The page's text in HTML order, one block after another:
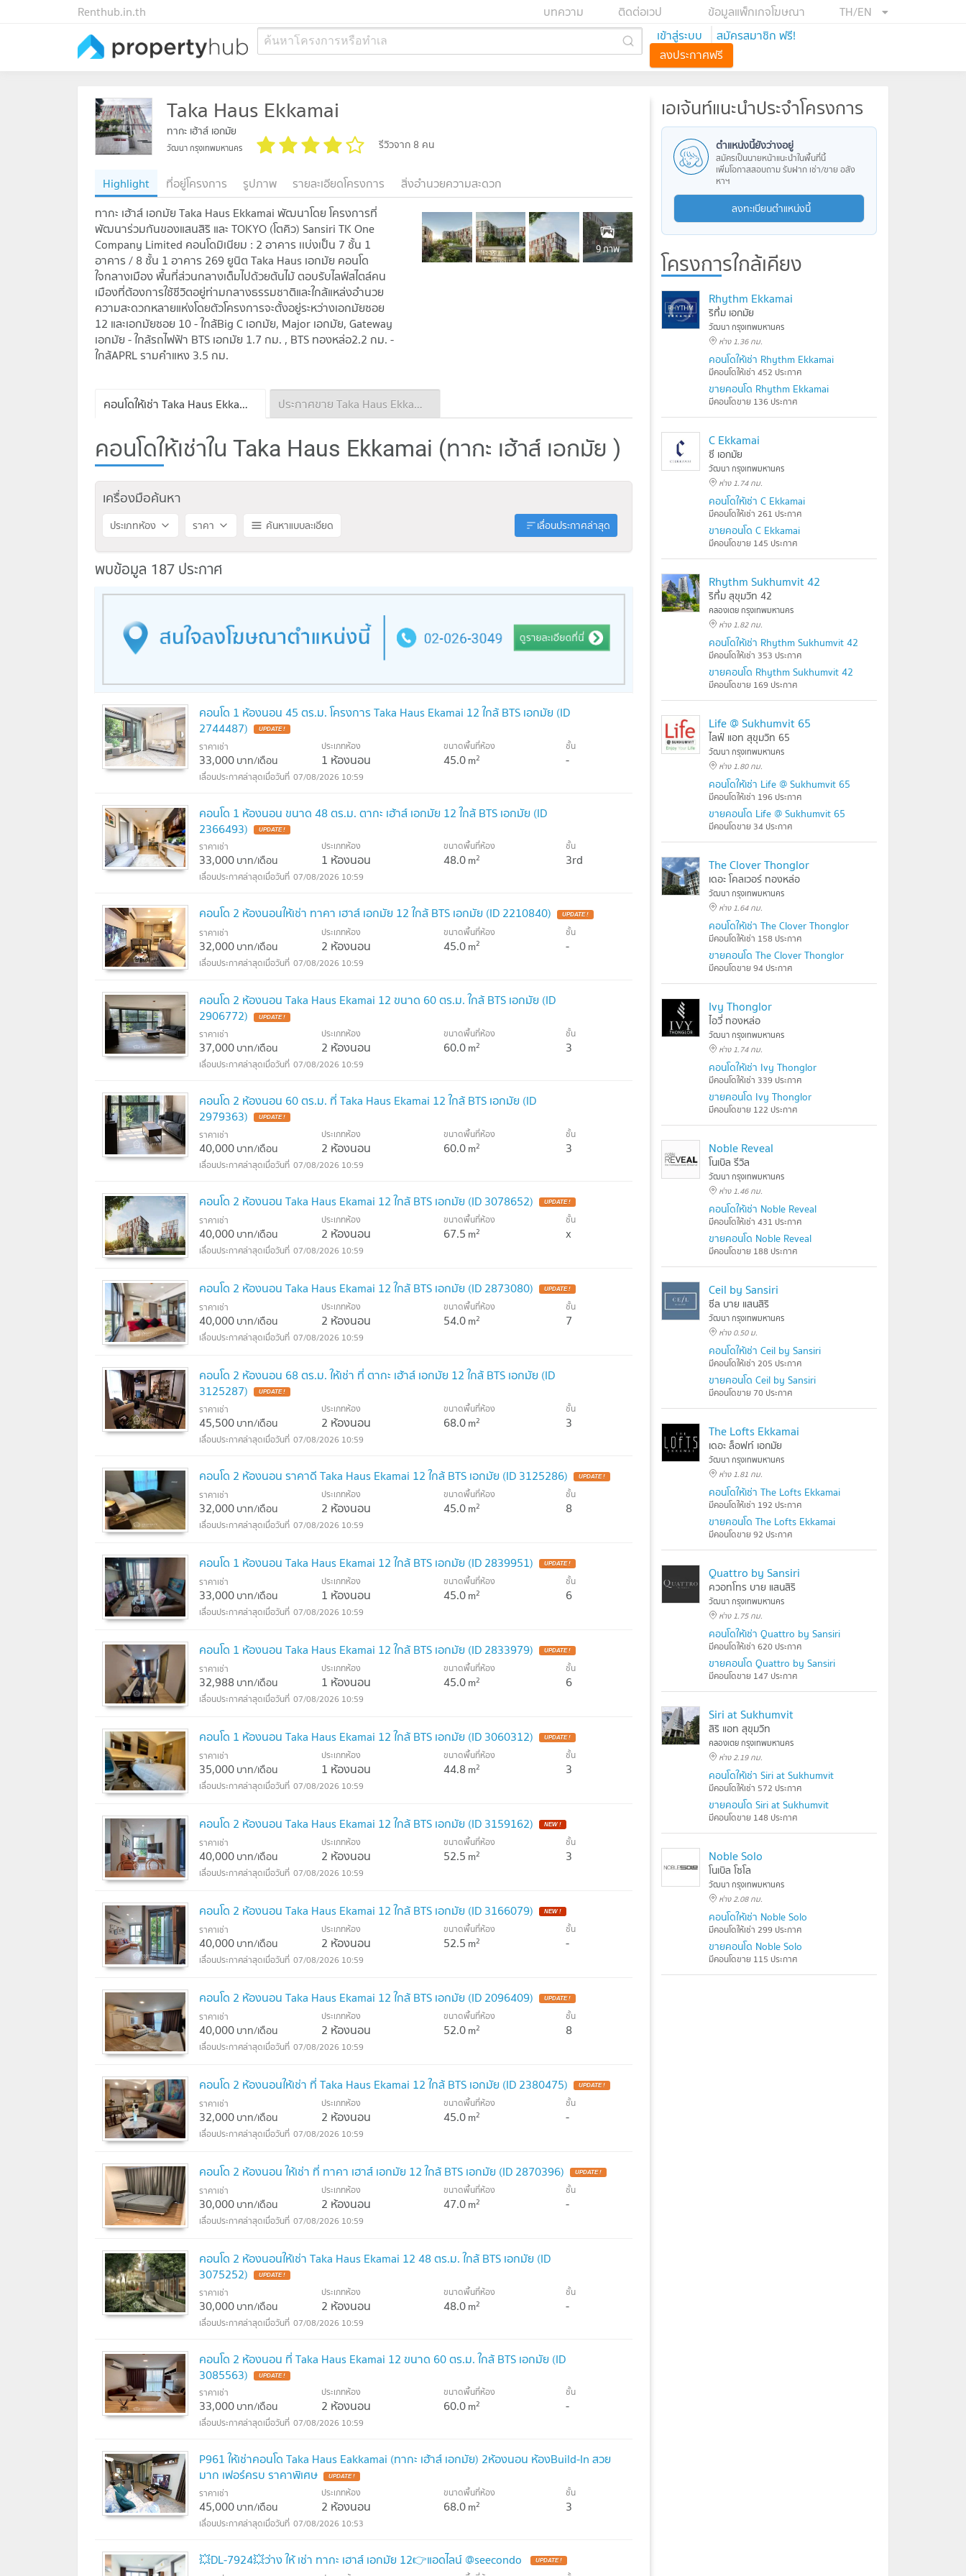
TH/EN
ข้อมูลแพ็กเกจโฆษณา
ติดต่อเวป
บทความ
Renthub.in.th
ค้นหาโครงการหรือทำเล เข้าสู่ระบบ
สมัครสมาชิก ฟรี!
ลงประกาศฟรี
Taka Haus Ekkamai
ทากะ เฮ้าส์ เอกมัย
วัฒนา กรุงเทพมหานคร รีวิวจาก 8 คน
Highlight ที่อยู่โครงการ รูปภาพ รายละเอียดโครงการ
สิ่งอำนวยความสะดวก
ทากะ เฮ้าส์ เอกมัย Taka Haus Ekkamai พัฒนาโดย โครงการที่
พัฒนาร่วมกันของแสนสิริ และ TOKYO (โตคิว) Sansiri TK One
Company Limited คอนโดมิเนียม : 2 อาคาร เเบ่งเป็น 7 ชั้น 1
อาคาร / 8 ชั้น 1 อาคาร 269 ยูนิต Taka Haus เอกมัย คอนโด
ใจกลางเมือง พื้นที่ส่วนกลางเต็มไปด้วยต้นไม้ ตอบรับไลฟ์สไตล์คน
เมืองที่ต้องการใช้ชีวิตอยู่ท่ามกลางธรรมชาติและใกล้แหล่งอำนวย
ความสะดวกหลายแห่งโดยตัวโครงการจะตั้งอยู่ระหว่างเอกมัยซอย
12 และเอกมัยซอย 10 - ใกล้Big C เอกมัย, Major เอกมัย, Gateway
เอกมัย - ใกล้รถไฟฟ้า BTS เอกมัย 1.7 กม. , BTS ทองหล่อ2.2 กม. -
ใกล้APRL รามคำแหง 3.5 กม.
9 ภาพ
คอนโดให้เช่า Taka Haus Ekkamai ประกาศขาย Taka Haus Ekkamai
คอนโดให้เช่าใน Taka Haus Ekkamai (ทากะ เฮ้าส์ เอกมัย )
เครื่องมือค้นหา
ประเภทห้อง ราคา ค้นหาแบบละเอียด เลื่อนประกาศล่าสุด
พบข้อมูล 187 ประกาศ
คอนโด 1 ห้องนอน 45 ตร.ม. โครงการ Taka Haus Ekamai 12 ใกล้ BTS เอกมัย (ID
2744487)
ราคาเช่า
33,000บาท/เดือน
ประเภทห้อง
1 ห้องนอน
ขนาดพื้นที่ห้อง
45.0m2
ชั้น
-
07/08/2026 10:59
คอนโด 1 ห้องนอน ขนาด 48 ตร.ม. ตากะ เฮ้าส์ เอกมัย 12 ใกล้ BTS เอกมัย (ID
2366493)
ราคาเช่า
33,000บาท/เดือน
ประเภทห้อง
1 ห้องนอน
ขนาดพื้นที่ห้อง
48.0m2
ชั้น
3rd
07/08/2026 10:59
คอนโด 2 ห้องนอนให้เช่า ทาคา เฮาส์ เอกมัย 12 ใกล้ BTS เอกมัย (ID 2210840)
ราคาเช่า
32,000บาท/เดือน
ประเภทห้อง
2 ห้องนอน
ขนาดพื้นที่ห้อง
45.0m2
ชั้น
-
07/08/2026 10:59
คอนโด 2 ห้องนอน Taka Haus Ekamai 12 ขนาด 60 ตร.ม. ใกล้ BTS เอกมัย (ID
2906772)
ราคาเช่า
37,000บาท/เดือน
ประเภทห้อง
2 ห้องนอน
ขนาดพื้นที่ห้อง
60.0m2
ชั้น
3
07/08/2026 10:59
คอนโด 2 ห้องนอน 60 ตร.ม. ที่ Taka Haus Ekamai 12 ใกล้ BTS เอกมัย (ID
2979363)
ราคาเช่า
40,000บาท/เดือน
ประเภทห้อง
2 ห้องนอน
ขนาดพื้นที่ห้อง
60.0m2
ชั้น
3
07/08/2026 10:59
คอนโด 2 ห้องนอน Taka Haus Ekamai 12 ใกล้ BTS เอกมัย (ID 3078652)
ราคาเช่า
40,000บาท/เดือน
ประเภทห้อง
2 ห้องนอน
ขนาดพื้นที่ห้อง
67.5 m2
ชั้น
x
07/08/2026 10:59
คอนโด 2 ห้องนอน Taka Haus Ekamai 12 ใกล้ BTS เอกมัย (ID 2873080)
ราคาเช่า
40,000บาท/เดือน
ประเภทห้อง
2 ห้องนอน
ขนาดพื้นที่ห้อง
54.0m2
ชั้น
7
07/08/2026 10:59
คอนโด 2 ห้องนอน 68 ตร.ม. ให้เช่า ที่ ตากะ เฮ้าส์ เอกมัย 12 ใกล้ BTS เอกมัย (ID
3125287)
ราคาเช่า
45,500บาท/เดือน
ประเภทห้อง
2 ห้องนอน
ขนาดพื้นที่ห้อง
68.0m2
ชั้น
3
07/08/2026 10:59
คอนโด 2 ห้องนอน ราคาดี Taka Haus Ekamai 12 ใกล้ BTS เอกมัย (ID 3125286)
ราคาเช่า
32,000บาท/เดือน
ประเภทห้อง
2 ห้องนอน
ขนาดพื้นที่ห้อง
45.0m2
ชั้น
8
07/08/2026 10:59
คอนโด 1 ห้องนอน Taka Haus Ekamai 12 ใกล้ BTS เอกมัย (ID 2839951)
ราคาเช่า
33,000บาท/เดือน
ประเภทห้อง
1 ห้องนอน
ขนาดพื้นที่ห้อง
45.0m2
ชั้น
6
07/08/2026 10:59
คอนโด 1 ห้องนอน Taka Haus Ekamai 12 ใกล้ BTS เอกมัย (ID 2833979)
ราคาเช่า
32,988 บาท/เดือน
ประเภทห้อง
1 ห้องนอน
ขนาดพื้นที่ห้อง
45.0m2
ชั้น
6
07/08/2026 10:59
คอนโด 1 ห้องนอน Taka Haus Ekamai 12 ใกล้ BTS เอกมัย (ID 3060312)
ราคาเช่า
35,000บาท/เดือน
ประเภทห้อง
1 ห้องนอน
ขนาดพื้นที่ห้อง
44.8 m2
ชั้น
3
07/08/2026 10:59
คอนโด 2 ห้องนอน Taka Haus Ekamai 12 ใกล้ BTS เอกมัย (ID 3159162)
ราคาเช่า
40,000บาท/เดือน
ประเภทห้อง
2 ห้องนอน
ขนาดพื้นที่ห้อง
52.5 m2
ชั้น
3
07/08/2026 10:59
คอนโด 2 ห้องนอน Taka Haus Ekamai 12 ใกล้ BTS เอกมัย (ID 3166079)
ราคาเช่า
40,000บาท/เดือน
ประเภทห้อง
2 ห้องนอน
ขนาดพื้นที่ห้อง
52.5 m2
ชั้น
-
07/08/2026 10:59
คอนโด 2 ห้องนอน Taka Haus Ekamai 12 ใกล้ BTS เอกมัย (ID 2096409)
ราคาเช่า
40,000บาท/เดือน
ประเภทห้อง
2 ห้องนอน
ขนาดพื้นที่ห้อง
52.0m2
ชั้น
8
07/08/2026 10:59
คอนโด 2 ห้องนอนให้เช่า ที่ Taka Haus Ekamai 12 ใกล้ BTS เอกมัย (ID 2380475)
ราคาเช่า
32,000บาท/เดือน
ประเภทห้อง
2 ห้องนอน
ขนาดพื้นที่ห้อง
45.0m2
ชั้น
-
07/08/2026 10:59
คอนโด 2 ห้องนอน ให้เช่า ที่ ทาคา เฮาส์ เอกมัย 12 ใกล้ BTS เอกมัย (ID 2870396)
ราคาเช่า
30,000บาท/เดือน
ประเภทห้อง
2 ห้องนอน
ขนาดพื้นที่ห้อง
47.0m2
ชั้น
-
07/08/2026 10:59
คอนโด 2 ห้องนอนให้เช่า Taka Haus Ekamai 12 48 ตร.ม. ใกล้ BTS เอกมัย (ID
3075252)
ราคาเช่า
30,000บาท/เดือน
ประเภทห้อง
2 ห้องนอน
ขนาดพื้นที่ห้อง
48.0m2
ชั้น
-
07/08/2026 10:59
คอนโด 2 ห้องนอน ที่ Taka Haus Ekamai 12 ขนาด 60 ตร.ม. ใกล้ BTS เอกมัย (ID
3085563)
ราคาเช่า
33,000บาท/เดือน
ประเภทห้อง
2 ห้องนอน
ขนาดพื้นที่ห้อง
60.0m2
ชั้น
-
07/08/2026 10:59
P961 ให้เช่าคอนโด Taka Haus Eakkamai (ทากะ เฮ้าส์ เอกมัย) 2ห้องนอน ห้องBuild-In สวย
มาก เฟอร์ครบ ราคาพิเศษ
ราคาเช่า
45,000บาท/เดือน
ประเภทห้อง
2 ห้องนอน
ขนาดพื้นที่ห้อง
68.0m2
ชั้น
3
07/08/2026 10:53
💥DL-7924💥ว่าง ให้ เช่า ทากะ เฮาส์ เอกมัย 12👉แอดไลน์ @seecondo
เอเจ้นท์แนะนำประจำโครงการ
ตำแหน่งนี้ยังว่างอยู่
สมัครเป็นนายหน้าแนะนำในพื้นที่นี้
เพิ่มโอกาสสอบถาม รับฝาก เช่า/ขาย อสัง
หาฯ
ลงทะเบียนตำแหน่งนี้
โครงการใกล้เคียง
Rhythm Ekkamai
ริทึ่ม เอกมัย
วัฒนา กรุงเทพมหานคร
ห่าง 1.36 กม.
คอนโดให้เช่า Rhythm Ekkamai
มีคอนโดให้เช่า 452 ประกาศ
ขายคอนโด Rhythm Ekkamai
มีคอนโดขาย 136 ประกาศ
C Ekkamai
ซี เอกมัย
วัฒนา กรุงเทพมหานคร
ห่าง 1.74 กม.
คอนโดให้เช่า C Ekkamai
มีคอนโดให้เช่า 261 ประกาศ
ขายคอนโด C Ekkamai
มีคอนโดขาย 145 ประกาศ
Rhythm Sukhumvit 42
ริทึ่ม สุขุมวิท 42
คลองเตย กรุงเทพมหานคร
ห่าง 1.82 กม.
คอนโดให้เช่า Rhythm Sukhumvit 42
มีคอนโดให้เช่า 353 ประกาศ
ขายคอนโด Rhythm Sukhumvit 42
มีคอนโดขาย 169 ประกาศ
Life @ Sukhumvit 65
ไลฟ์ แอท สุขุมวิท 65
วัฒนา กรุงเทพมหานคร
ห่าง 1.80 กม.
คอนโดให้เช่า Life @ Sukhumvit 65
มีคอนโดให้เช่า 196 ประกาศ
ขายคอนโด Life @ Sukhumvit 65
มีคอนโดขาย 34 ประกาศ
The Clover Thonglor
เดอะ โคลเวอร์ ทองหล่อ
วัฒนา กรุงเทพมหานคร
ห่าง 1.64 กม.
คอนโดให้เช่า The Clover Thonglor
มีคอนโดให้เช่า 158 ประกาศ
ขายคอนโด The Clover Thonglor
มีคอนโดขาย 94 ประกาศ
Ivy Thonglor
ไอวี่ ทองหล่อ
วัฒนา กรุงเทพมหานคร
ห่าง 1.74 กม.
คอนโดให้เช่า Ivy Thonglor
มีคอนโดให้เช่า 339 ประกาศ
ขายคอนโด Ivy Thonglor
มีคอนโดขาย 122 ประกาศ
Noble Reveal
โนเบิล รีวิล
วัฒนา กรุงเทพมหานคร
ห่าง 1.46 กม.
คอนโดให้เช่า Noble Reveal
มีคอนโดให้เช่า 431 ประกาศ
ขายคอนโด Noble Reveal
มีคอนโดขาย 188 ประกาศ
Ceil by Sansiri
ซีล บาย แสนสิริ
วัฒนา กรุงเทพมหานคร
ห่าง 0.50 ม.
คอนโดให้เช่า Ceil by Sansiri
มีคอนโดให้เช่า 205 ประกาศ
ขายคอนโด Ceil by Sansiri
มีคอนโดขาย 70 ประกาศ
The Lofts Ekkamai
เดอะ ล็อฟท์ เอกมัย
วัฒนา กรุงเทพมหานคร
ห่าง 1.81 กม.
คอนโดให้เช่า The Lofts Ekkamai
มีคอนโดให้เช่า 192 ประกาศ
ขายคอนโด The Lofts Ekkamai
มีคอนโดขาย 92 ประกาศ
Quattro by Sansiri
ควอทโทร บาย แสนสิริ
วัฒนา กรุงเทพมหานคร
ห่าง 1.75 กม.
คอนโดให้เช่า Quattro by Sansiri
มีคอนโดให้เช่า 620 ประกาศ
ขายคอนโด Quattro by Sansiri
มีคอนโดขาย 147 ประกาศ
Siri at Sukhumvit
สิริ แอท สุขุมวิท
คลองเตย กรุงเทพมหานคร
ห่าง 2.19 กม.
คอนโดให้เช่า Siri at Sukhumvit
มีคอนโดให้เช่า 572 ประกาศ
ขายคอนโด Siri at Sukhumvit
มีคอนโดขาย 148 ประกาศ
Noble Solo
โนเบิล โซโล
วัฒนา กรุงเทพมหานคร
ห่าง 2.08 กม.
คอนโดให้เช่า Noble Solo
มีคอนโดให้เช่า 299 ประกาศ
ขายคอนโด Noble Solo
มีคอนโดขาย 115 ประกาศ